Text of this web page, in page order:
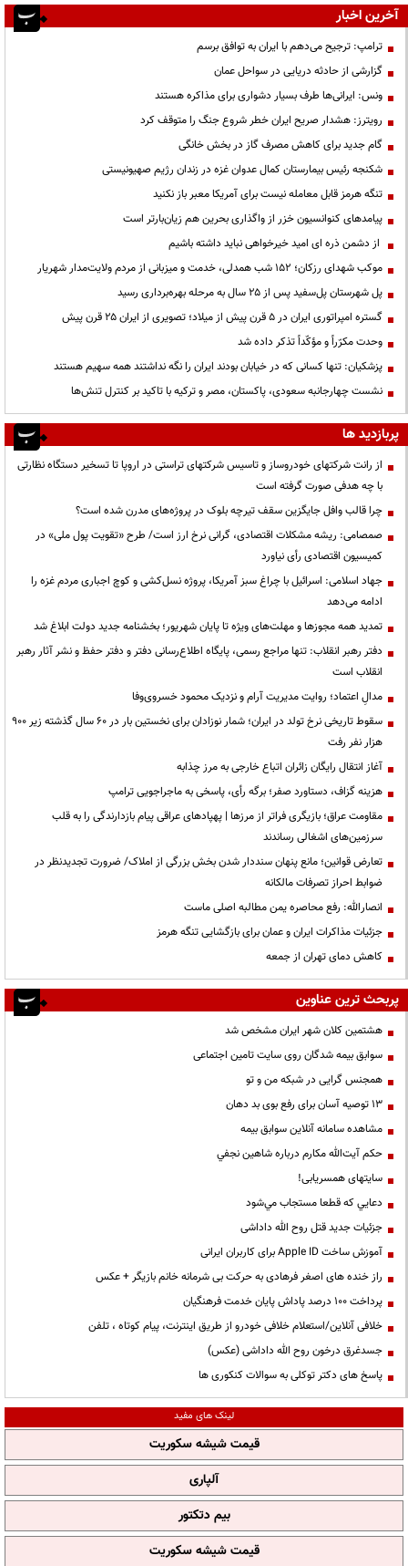
آخرین اخبار
ترامپ: ترجیح می‌دهم با ایران به توافق برسم
گزارشی از حادثه دریایی در سواحل عمان
ونس: ایرانی‌ها طرف بسیار دشواری برای مذاکره هستند
رویترز: هشدار صریح ایران خطر شروع جنگ را متوقف کرد
گام جدید برای کاهش مصرف گاز در بخش خانگی
شکنجه رئیس بیمارستان کمال عدوان غزه در زندان رژیم صهیونیستی
تنگه هرمز قابل معامله نیست برای آمریکا معبر باز نکنید
پیامدهای کنوانسیون خزر از واگذاری بحرین هم زیان‌بارتر است
از دشمن ذره ای امید خیرخواهی نباید داشته باشیم
موکب شهدای رزکان؛ ۱۵۲ شب همدلی، خدمت و میزبانی از مردم ولایت‌مدار شهریار
پل شهرستان پل‌سفید پس از ۲۵ سال به مرحله بهره‌برداری رسید
گستره امپراتوری ایران در ۵ قرن پیش از میلاد؛ تصویری از ایران ۲۵ قرن پیش
وحدت مکرّراً و مؤکّداً تذکر داده شد
پزشکیان: تنها کسانی که در خیابان بودند ایران را نگه نداشتند همه سهیم هستند
نشست چهارجانبه سعودی، پاکستان، مصر و ترکیه با تاکید بر کنترل تنش‌ها
پربازدید ها
از رانت‌ شرکتهای خودروساز و تاسیس شرکتهای تراستی در اروپا تا تسخیر دستگاه نظارتی
با چه هدفی صورت گرفته است
چرا قالب وافل جایگزین سقف تیرچه بلوک در پروژه‌های مدرن شده است؟
صمصامی: ریشه مشکلات اقتصادی، گرانی نرخ ارز است/ طرح «تقویت پول ملی» در
کمیسیون اقتصادی رأی نیاورد
جهاد اسلامی: اسرائیل با چراغ سبز آمریکا، پروژه نسل‌کشی و کوچ اجباری مردم غزه را
ادامه می‌دهد
تمدید همه مجوزها و مهلت‌های ویژه تا پایان شهریور؛ بخشنامه جدید دولت ابلاغ شد
دفتر رهبر انقلاب: تنها مراجع رسمی، پایگاه اطلاع‌رسانی دفتر و دفتر حفظ و نشر آثار رهبر
انقلاب است
مدالِ اعتماد؛ روایت مدیریت آرام و نزدیک محمود خسروی‌وفا
سقوط تاریخی نرخ تولد در ایران؛ شمار نوزادان برای نخستین بار در ۶۰ سال گذشته زیر ۹۰۰
هزار نفر رفت
آغاز انتقال رایگان زائران اتباع خارجی به مرز چذابه
هزینه گزاف، دستاورد صفر؛ برگه رأی، پاسخی به ماجراجویی ترامپ
مقاومت عراق؛ بازیگری فراتر از مرزها | پهپادهای عراقی پیام بازدارندگی را به قلب
سرزمین‌های اشغالی رساندند
تعارض قوانین؛ مانع پنهان سنددار شدن بخش بزرگی از املاک/ ضرورت تجدیدنظر در
ضوابط احراز تصرفات مالکانه
انصارالله: رفع محاصره یمن مطالبه اصلی ماست
جزئیات مذاکرات ایران و عمان برای بازگشایی تنگه هرمز
کاهش دمای تهران از جمعه
پربحث ترین عناوین
هشتمین کلان شهر ایران مشخص شد
سوابق بیمه شدگان روی سایت تامین اجتماعی
همجنس گرایی در شبکه من و تو
13 توصیه آسان برای رفع بوی بد دهان
مشاهده سامانه آنلاين سوابق بیمه
حكم آيت‌الله مكارم درباره شاهين نجفي
سایتهای همسریابی!
دعايي كه قطعا مستجاب مي‌شود
جزئیات جدید قتل روح الله داداشی
آموزش ساخت Apple ID برای کاربران ایرانی
راز خنده های اصغر فرهادی به حرکت بی شرمانه خانم بازیگر + عکس
پرداخت ۱۰۰ درصد پاداش پایان خدمت فرهنگیان
خلافی آنلاین/استعلام خلافی خودرو از طریق اینترنت، پیام کوتاه ، تلفن
جسدغرق درخون روح الله داداشی (عکس)
پاسخ های دکتر توکلی به سوالات کنکوری ها
لینک های مفید
قیمت شیشه سکوریت
آلپاری
بیم دتکتور
قیمت شیشه سکوریت